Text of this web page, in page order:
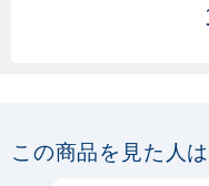
1.6～3m
この商品を見た人